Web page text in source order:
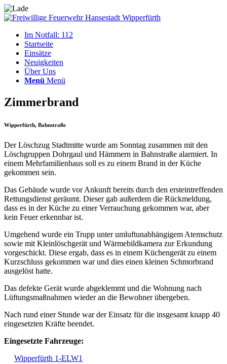
Im Notfall: 112
Startseite
Einsätze
Neuigkeiten
Über Uns
Menü Menü
Zimmerbrand
Wipperfürth, Bahnstraße
Der Löschzug Stadtmitte wurde am Sonntag zusammen mit den
Löschgruppen Dohrgaul und Hämmern in Bahnstraße alarmiert. In
einem Mehrfamilienhaus soll es zu einem Brand in der Küche
gekommen sein.
Das Gebäude wurde vor Ankunft bereits durch den ersteintreffenden
Rettungsdienst geräumt. Dieser gab außerdem die Rückmeldung,
dass es in der Küche zu einer Verrauchung gekommen war, aber
kein Feuer erkennbar ist.
Umgehend wurde ein Trupp unter umluftunabhängigem Atemschutz
sowie mit Kleinlöschgerät und Wärmebildkamera zur Erkundung
vorgeschickt. Diese ergab, dass es in einem Küchengerät zu einem
Kurzschluss gekommen war und dies einen kleinen Schmorbrand
ausgelöst hatte.
Das defekte Gerät wurde abgeklemmt und die Wohnung nach
Lüftungsmaßnahmen wieder an die Bewohner übergeben.
Nach rund einer Stunde war der Einsatz für die insgesamt knapp 40
eingesetzten Kräfte beendet.
Eingesetzte Fahrzeuge:
Wipperfürth 1-ELW1